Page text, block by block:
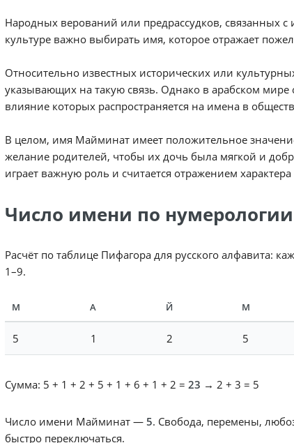
Народных верований или предрассудков, связанных
культуре важно выбирать имя, которое отражает
Относительно известных исторических или
указывающих на такую связь. Однако в арабском мире
влияние которых распространяется на имена в
В целом, имя Майминат имеет положительное
желание родителей, чтобы их дочь была мягкой и
играет важную роль и считается отражением характера
Число имени по нумерологии
Расчёт по таблице Пифагора для русского алфавита:
1–9.
М А Й М
5 1 2 5
Сумма: 5 + 1 + 2 + 5 + 1 + 6 + 1 + 2 = 23 → 2 + 3 = 5
Число имени Майминат — 5. Свобода, перемены,
быстро переключаться.